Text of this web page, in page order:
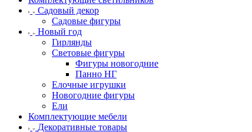
Садовый декор
Садовые фигуры
Новый год
Гирлянды
Световые фигуры
Фигуры новогодние
Панно НГ
Елочные игрушки
Новогодние фигуры
Ели
Комплектующие мебели
Декоративные товары